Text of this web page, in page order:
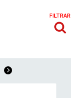
FILTRAR